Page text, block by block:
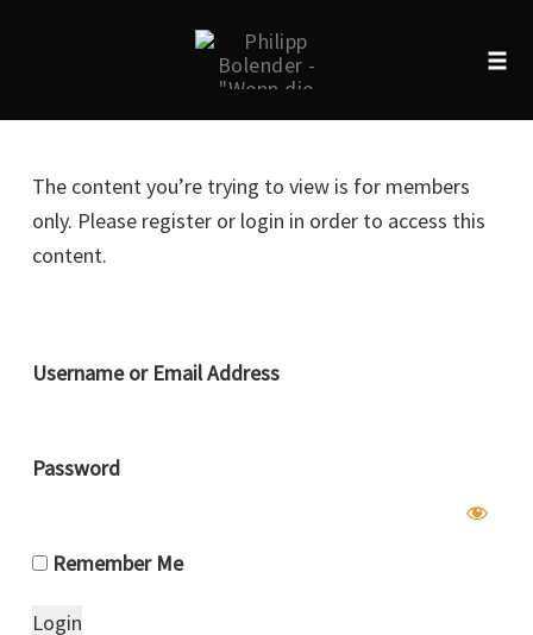
The content you’re trying to view is for members
only. Please register or login in order to access this
content.
Username or Email Address
Password
Remember Me